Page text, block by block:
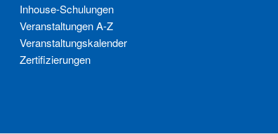
Inhouse-Schulungen
Veranstaltungen A-Z
Veranstaltungskalender
Zertifizierungen